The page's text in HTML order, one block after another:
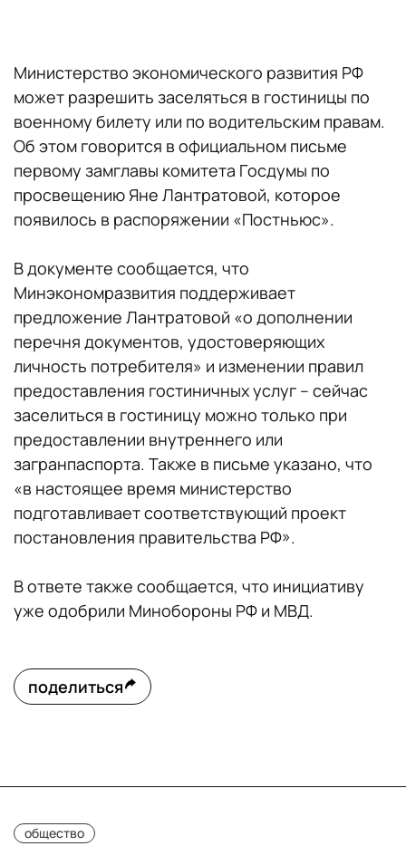
Министерство экономического развития РФ
может разрешить заселяться в гостиницы по
военному билету или по водительским правам.
Об этом говорится в официальном письме
первому замглавы комитета Госдумы по
просвещению Яне Лантратовой, которое
появилось в распоряжении «Постньюс».
В документе сообщается, что
Минэкономразвития поддерживает
предложение Лантратовой «о дополнении
перечня документов, удостоверяющих
личность потребителя» и изменении правил
предоставления гостиничных услуг – сейчас
заселиться в гостиницу можно только при
предоставлении внутреннего или
загранпаспорта. Также в письме указано, что
«в настоящее время министерство
подготавливает соответствующий проект
постановления правительства РФ».
В ответе также сообщается, что инициативу
уже одобрили Минобороны РФ и МВД.
поделиться
общество